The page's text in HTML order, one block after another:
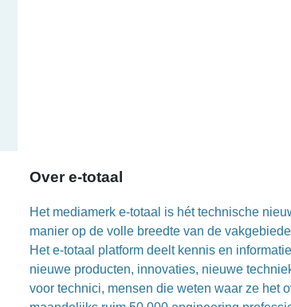
Over e-totaal
Het mediamerk e-totaal is hét technische
manier op de volle breedte van de
Het e-totaal platform deelt kennis en
nieuwe producten, innovaties, nieuwe
voor technici, mensen die weten waar ze het